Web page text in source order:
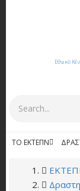
Εθνικό
ΤΟ ΕΚΤΕΠΝ